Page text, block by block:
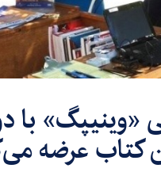
«وینیپگ» با
کتاب عرضه